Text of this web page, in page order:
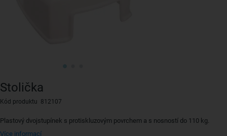
Stolička
Kód produktu 812107
Plastový dvojstupínek s protiskluzovým povrchem a s nosností do 110 kg.
Více informací